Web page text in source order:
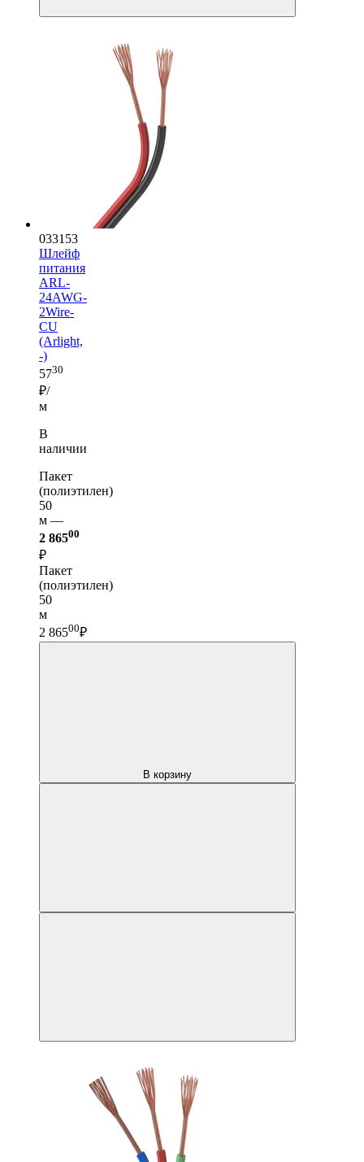
033153
Шлейф
питания
ARL-
24AWG-
2Wire-
CU
(Arlight,
-)
5730
₽/
м
В
наличии
Пакет
(полиэтилен)
50
м —
2 86500
₽
Пакет
(полиэтилен)
50
м
2 86500₽
В корзину